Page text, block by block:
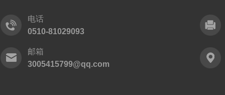
电话
0510-81029093
邮箱
3005415799@qq.com